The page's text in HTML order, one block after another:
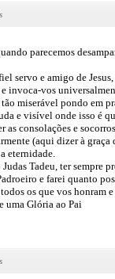
parecemos
servo e amigo de
invoca-vos
miserável pondo em
e visível onde isso é
as consolações e
(aqui dizer à graça
eternidade.
Tadeu, ter sempre
e farei quanto
os que vos honram
uma Glória ao Pai